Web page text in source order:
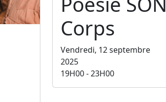
Corps
Vendredi, 12 septembre
2025
19H00 - 23H00